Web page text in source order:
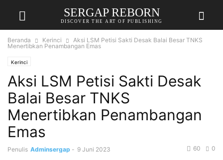
SERGAP REBORN
DISCOVER THE ART OF PUBLISHING
Beranda Kerinci
Aksi LSM Petisi Sakti Desak Balai Besar TNKS
Menertibkan Penambangan Emas
Kerinci
Aksi LSM Petisi Sakti Desak
Balai Besar TNKS
Menertibkan Penambangan
Emas
Penulis Adminsergap - 9 Juni 2023 0
60